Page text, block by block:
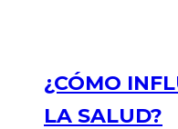
¿CÓMO
LA SALUD?